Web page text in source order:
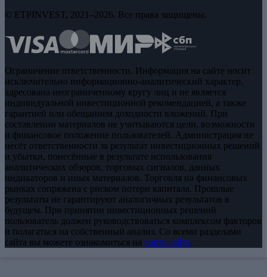
© ETPINVEST, 2021–2026. Все права защищены.
Ограничение ответственности. Информация на сайте носит
исключительно информационно-аналитический характер,
адресована неограниченному кругу лиц и не является
индивидуальной инвестиционной рекомендацией, а также
гарантией или обещанием доходности вложений. При
составлении материалов не учитываются цели, возможности
и финансовое положение пользователей. Администрация не
несёт ответственности за результат инвестиционных решений
и убытки, понесённые в результате использования
аналитических обзоров, торговых сигналов, данных
индикаторов и иных материалов. Торговля на финансовых
рынках сопряжена с риском потери капитала. Прошлые
результаты не гарантируют аналогичных результатов в
будущем. При принятии инвестиционных решений
пользователь должен руководствоваться комплексом факторов
и полагаться на собственный анализ. Со всеми разделами
сайта вы можете ознакомиться на карте сайта.